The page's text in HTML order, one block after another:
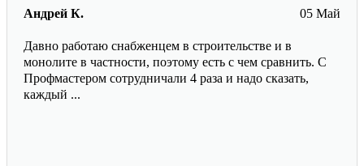
05 Май
Андрей К.
Давно работаю снабженцем в строительстве и в
монолите в частности, поэтому есть с чем сравнить. С
Профмастером сотрудничали 4 раза и надо сказать,
каждый ...